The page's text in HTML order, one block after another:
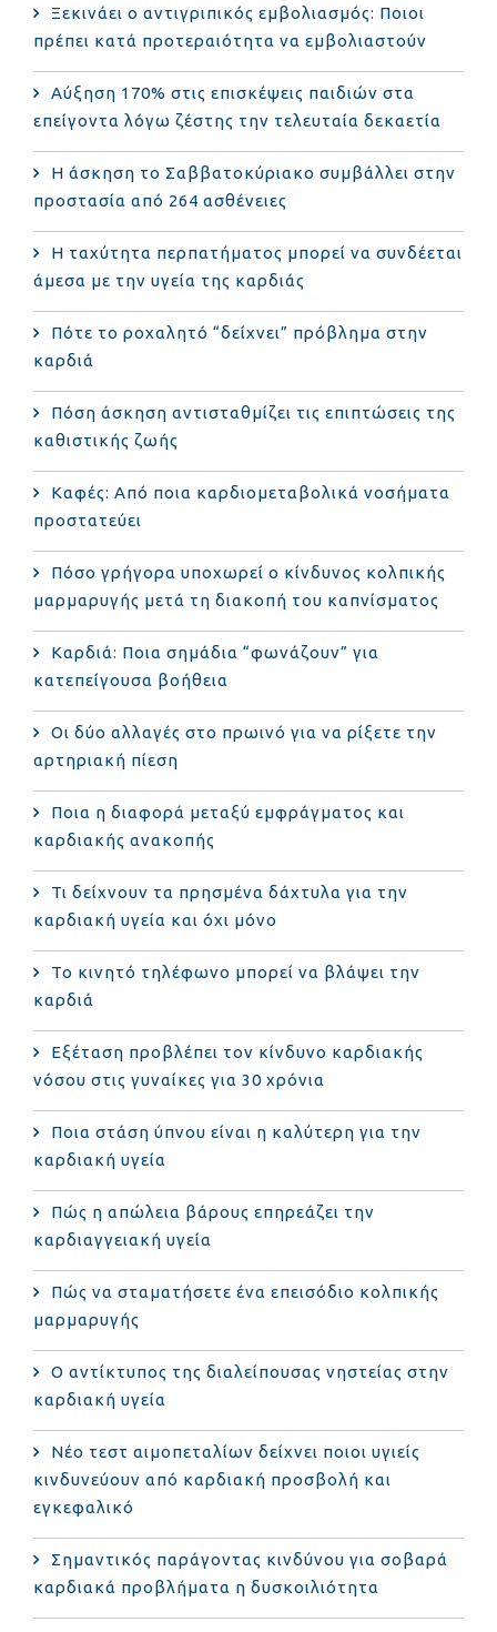
Ξεκινάει ο αντιγριπικός εμβολιασμός: Ποιοι
πρέπει κατά προτεραιότητα να εμβολιαστούν
Αύξηση 170% στις επισκέψεις παιδιών στα
επείγοντα λόγω ζέστης την τελευταία δεκαετία
Η άσκηση το Σαββατοκύριακο συμβάλλει στην
προστασία από 264 ασθένειες
Η ταχύτητα περπατήματος μπορεί να συνδέεται
άμεσα με την υγεία της καρδιάς
Πότε το ροχαλητό “δείχνει” πρόβλημα στην
καρδιά
Πόση άσκηση αντισταθμίζει τις επιπτώσεις της
καθιστικής ζωής
Καφές: Από ποια καρδιομεταβολικά νοσήματα
προστατεύει
Πόσο γρήγορα υποχωρεί ο κίνδυνος κολπικής
μαρμαρυγής μετά τη διακοπή του καπνίσματος
Καρδιά: Ποια σημάδια “φωνάζουν” για
κατεπείγουσα βοήθεια
Οι δύο αλλαγές στο πρωινό για να ρίξετε την
αρτηριακή πίεση
Ποια η διαφορά μεταξύ εμφράγματος και
καρδιακής ανακοπής
Τι δείχνουν τα πρησμένα δάχτυλα για την
καρδιακή υγεία και όχι μόνο
Το κινητό τηλέφωνο μπορεί να βλάψει την
καρδιά
Eξέταση προβλέπει τον κίνδυνο καρδιακής
νόσου στις γυναίκες για 30 χρόνια
Ποια στάση ύπνου είναι η καλύτερη για την
καρδιακή υγεία
Πώς η απώλεια βάρους επηρεάζει την
καρδιαγγειακή υγεία
Πώς να σταματήσετε ένα επεισόδιο κολπικής
μαρμαρυγής
Ο αντίκτυπος της διαλείπουσας νηστείας στην
καρδιακή υγεία
Νέο τεστ αιμοπεταλίων δείχνει ποιοι υγιείς
κινδυνεύουν από καρδιακή προσβολή και
εγκεφαλικό
Σημαντικός παράγοντας κινδύνου για σοβαρά
καρδιακά προβλήματα η δυσκοιλιότητα